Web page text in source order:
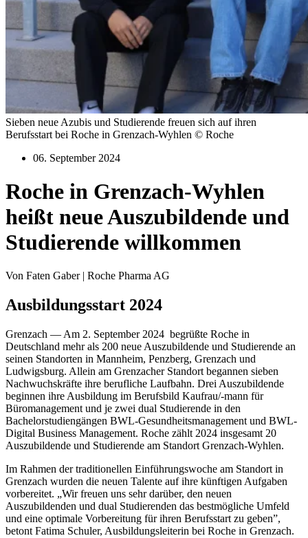
Sieben neue Azubis und Studierende freuen sich auf ihren
Berufsstart bei Roche in Grenzach-Wyhlen © Roche
06. September 2024
Roche in Grenzach-Wyhlen
heißt neue Auszubildende und
Studierende willkommen
Von Faten Gaber | Roche Pharma AG
Ausbildungsstart 2024
Grenzach — Am 2. September 2024 begrüßte Roche in
Deutschland mehr als 200 neue Auszubildende und Studierende an
seinen Standorten in Mannheim, Penzberg, Grenzach und
Ludwigsburg. Allein am Grenzacher Standort begannen sieben
Nachwuchskräfte ihre berufliche Laufbahn. Drei Auszubildende
beginnen ihre Ausbildung im Berufsbild Kaufrau/-mann für
Büromanagement und je zwei dual Studierende in den
Bachelorstudiengängen BWL-Gesundheitsmanagement und BWL-
Digital Business Management. Roche zählt 2024 insgesamt 20
Auszubildende und Studierende am Standort Grenzach-Wyhlen.
Im Rahmen der traditionellen Einführungswoche am Standort in
Grenzach wurden die neuen Talente auf ihre künftigen Aufgaben
vorbereitet. „Wir freuen uns sehr darüber, den neuen
Auszubildenden und dual Studierenden das bestmögliche Umfeld
und eine optimale Vorbereitung für ihren Berufsstart zu geben”,
betont Fatima Schuler, Ausbildungsleiterin bei Roche in Grenzach.